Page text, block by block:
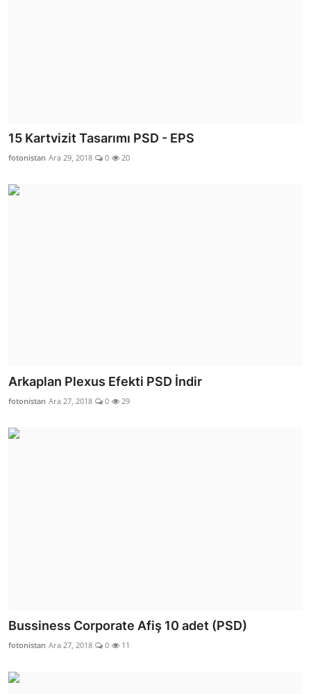
15 Kartvizit Tasarımı PSD - EPS
fotonistan Ara 29, 2018 0 20
Arkaplan Plexus Efekti PSD İndir
fotonistan Ara 27, 2018 0 29
Bussiness Corporate Afiş 10 adet (PSD)
fotonistan Ara 27, 2018 0 11